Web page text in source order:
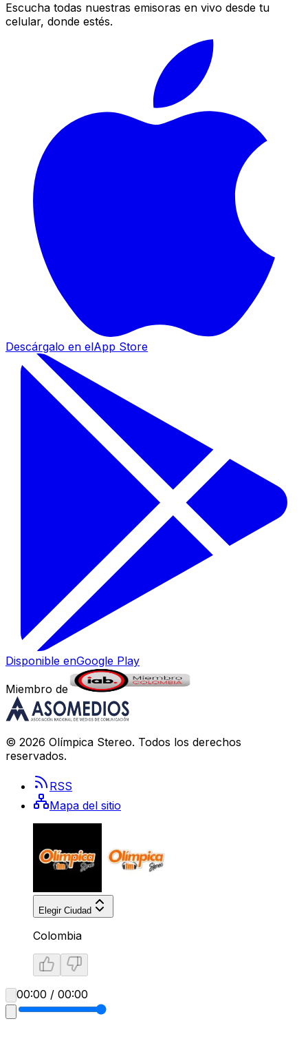
Escucha todas nuestras emisoras en vivo desde tu
celular, donde estés.
Descárgalo en elApp Store
Disponible enGoogle Play
Miembro de
© 2026 Olímpica Stereo. Todos los derechos
reservados.
RSS
Mapa del sitio
Elegir Ciudad
Colombia
00:00 / 00:00